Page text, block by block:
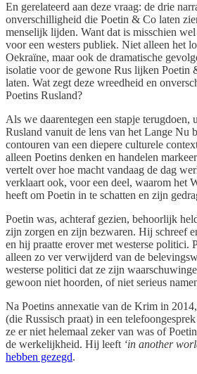
En gerelateerd aan deze vraag: de drie
onverschilligheid die Poetin & Co laten
menselijk lijden. Want dat is misschien
voor een westers publiek. Niet alleen het
Oekraïne, maar ook de dramatische
isolatie voor de gewone Rus lijken Poetin
laten. Wat zegt deze wreedheid en
Poetins Rusland?
Als we daarentegen een stapje terugdoen,
Rusland vanuit de lens van het Lange Nu
contouren van een diepere culturele
alleen Poetins denken en handelen
vertelt over hoe macht vandaag de dag
verklaart ook, voor een deel, waarom het
heeft om Poetin in te schatten en zijn
Poetin was, achteraf gezien, behoorlijk
zijn zorgen en zijn bezwaren. Hij schreef
en hij praatte erover met westerse politici.
alleen zo ver verwijderd van de
westerse politici dat ze zijn
gewoon niet hoorden, of niet serieus
Na Poetins annexatie van de Krim in
(die Russisch praat) in een
ze er niet helemaal zeker van was of
de werkelijkheid. Hij leeft ‘in another
hebben gezegd.